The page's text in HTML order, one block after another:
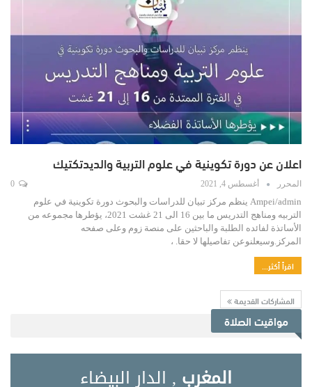
اعلان عن دورة تكوينية في علوم التربية والديدتكتيك
المحرر أغسطس 4, 2021
Ampei/admin ينظم مركز تبيان للدراسات والبحوث دورة تكوينية في علوم
التربيه ومناهج التدريس ما بين 16 الى 21 غشت 2021، يؤطرها مجموعه من
الأساتذة لفائده الطلبة والباحثين على منصة زوم وعلى صفحه
المركز.وسيعلنوعن تفاصيلها لا حقا. ،
اقرأ أكثر...
المشاركات القديمة
مواقيت الصلاة